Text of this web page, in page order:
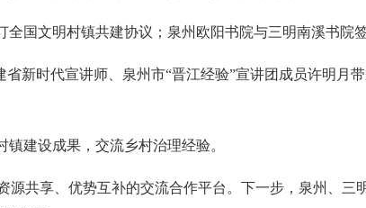
文明村镇共建协议；泉州欧阳书院与三明南溪书院签
时代宣讲师、泉州市“晋江经验”宣讲团成员许明月
建设成果，交流乡村治理经验。
共享、优势互补的交流合作平台。下一步，泉州、三